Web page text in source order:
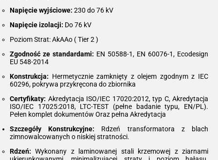
Napięcie wyjściowe: 230 do 76 kV
Napięcie izolacji: Do 76 kV
Poziom Strat: AkAAo ( Tier 2 )
Zgodność ze standardami: EN 50588-1, EN 60076-1, Ecodesign
EU 548-2014
Konstrukcja: Hermetycznie zamknięty z olejem zgodnym z IEC
60296, pokrywa przykręcona do zbiornika
Certyfikaty: Akredytacja ISO/IEC 17020:2012, typ C, Akredytacja
ISO/IEC 17025:2018, LTC-TEST (pełne badanie typu, EN/PL).
Pełen komplet dokumentów Oraz pełna Akredytacja
Szczegóły Konstrukcyjne: Rdzeń transformatora z blach
zimnowalcowanych o niskiej stratności.
Rdzeń: Wykonany z laminowanej stali krzemowej z ziarnami